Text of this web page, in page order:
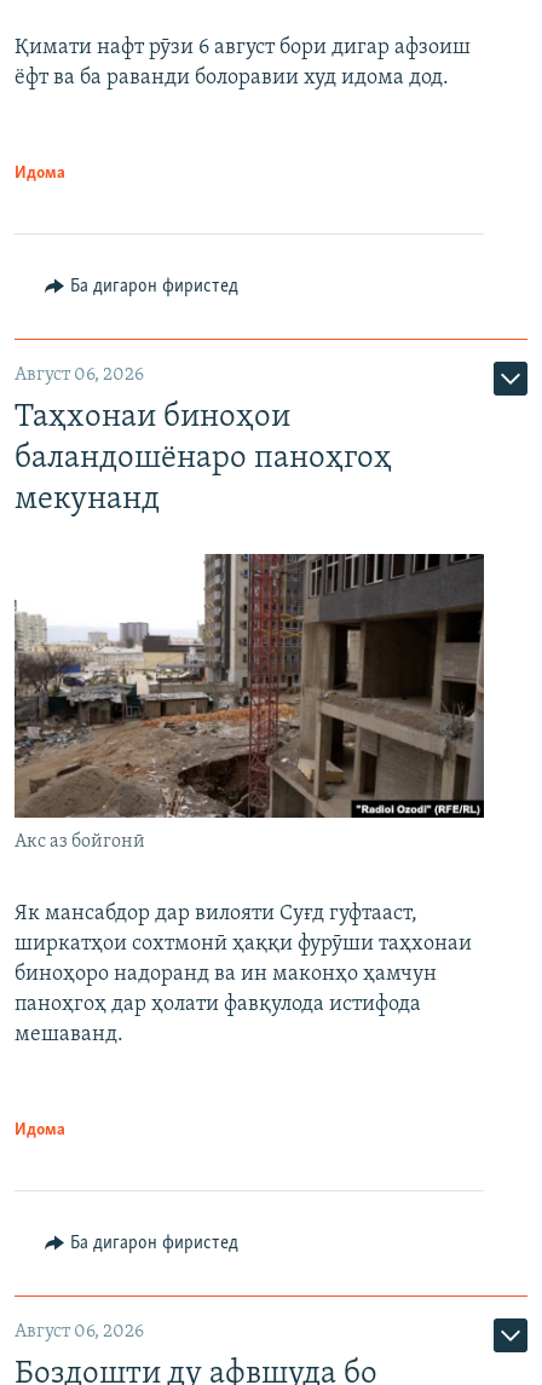
Қимати нафт рӯзи 6 август бори дигар афзоиш
ёфт ва ба раванди болоравии худ идома дод.
Идома
Ба дигарон фиристед
Август 06, 2026
Таҳхонаи биноҳои
баландошёнаро паноҳгоҳ
мекунанд
Акс аз бойгонӣ
Як мансабдор дар вилояти Суғд гуфтааст,
ширкатҳои сохтмонӣ ҳаққи фурӯши таҳхонаи
биноҳоро надоранд ва ин маконҳо ҳамчун
паноҳгоҳ дар ҳолати фавқулода истифода
мешаванд.
Идома
Ба дигарон фиристед
Август 06, 2026
Боздошти ду афвшуда бо